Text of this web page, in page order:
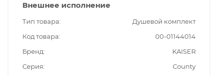
Внешнее исполнение
Тип товара
Душевой комплект
Код товара
00-01144014
Бренд
KAISER
Серия
County